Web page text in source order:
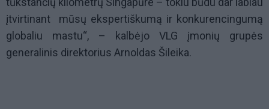
įtvirtinant mūsų ekspertiškumą ir konkurencingumą
globaliu mastu“, – kalbėjo VLG įmonių grupės
generalinis direktorius Arnoldas Šileika.